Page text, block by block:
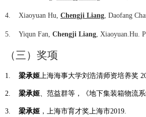
4. Xiaoyuan Hu, Chengji Liang , Daofang
5. Yiqun Fan, Chengji Liang , Xiaoyuan.Hu.
（三） 奖项
1. 梁承姬 上海海事大学刘浩清师资培养奖
2. 梁承姬 、范益群等，《地下集装箱物流
3. 梁承姬 ，上海市育才奖 上海市2019.